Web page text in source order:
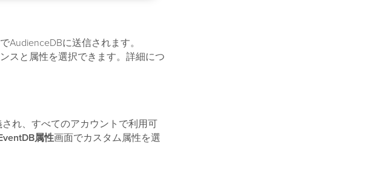
AudienceDBに送信されます。
スと属性を選択できます。詳細につ
れ、すべてのアカウントで利用可
属性画面でカスタム属性を選